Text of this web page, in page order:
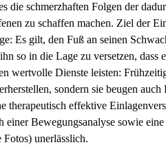
die schmerzhaften Folgen der
zu schaffen machen. Ziel der
Es gilt, den Fuß an seinen
so in die Lage zu versetzen, dass
wertvolle Dienste leisten:
sondern sie beugen
therapeutisch effektive
einer Bewegungsanalyse sowie
unerlässlich.